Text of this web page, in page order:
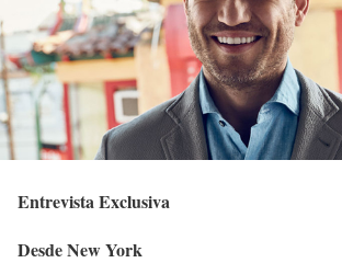
Entrevista Exclusiva
Desde New York